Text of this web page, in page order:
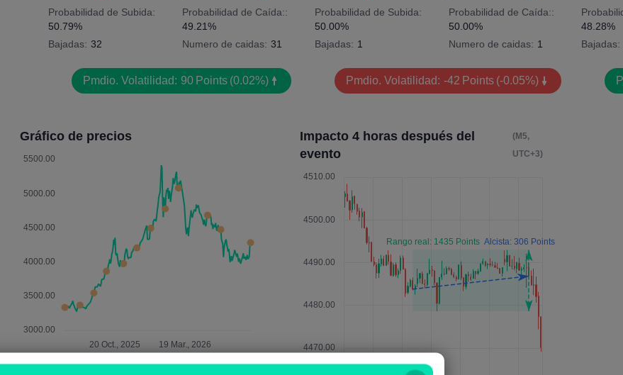
Probabilidad de Subida:
50.79%
Bajadas: 32
Probabilidad de Caída::
49.21%
Numero de caidas: 31
Pmdio. Volatilidad: 90 Points (0.02%)
Probabilidad de Subida:
50.00%
Bajadas: 1
Probabilidad de Caída::
50.00%
Numero de caidas: 1
Pmdio. Volatilidad: -42 Points (-0.05%)
48.28%
Bajadas:
Gráfico de precios
Impacto 4 horas después del
evento
(M5,
UTC+3)